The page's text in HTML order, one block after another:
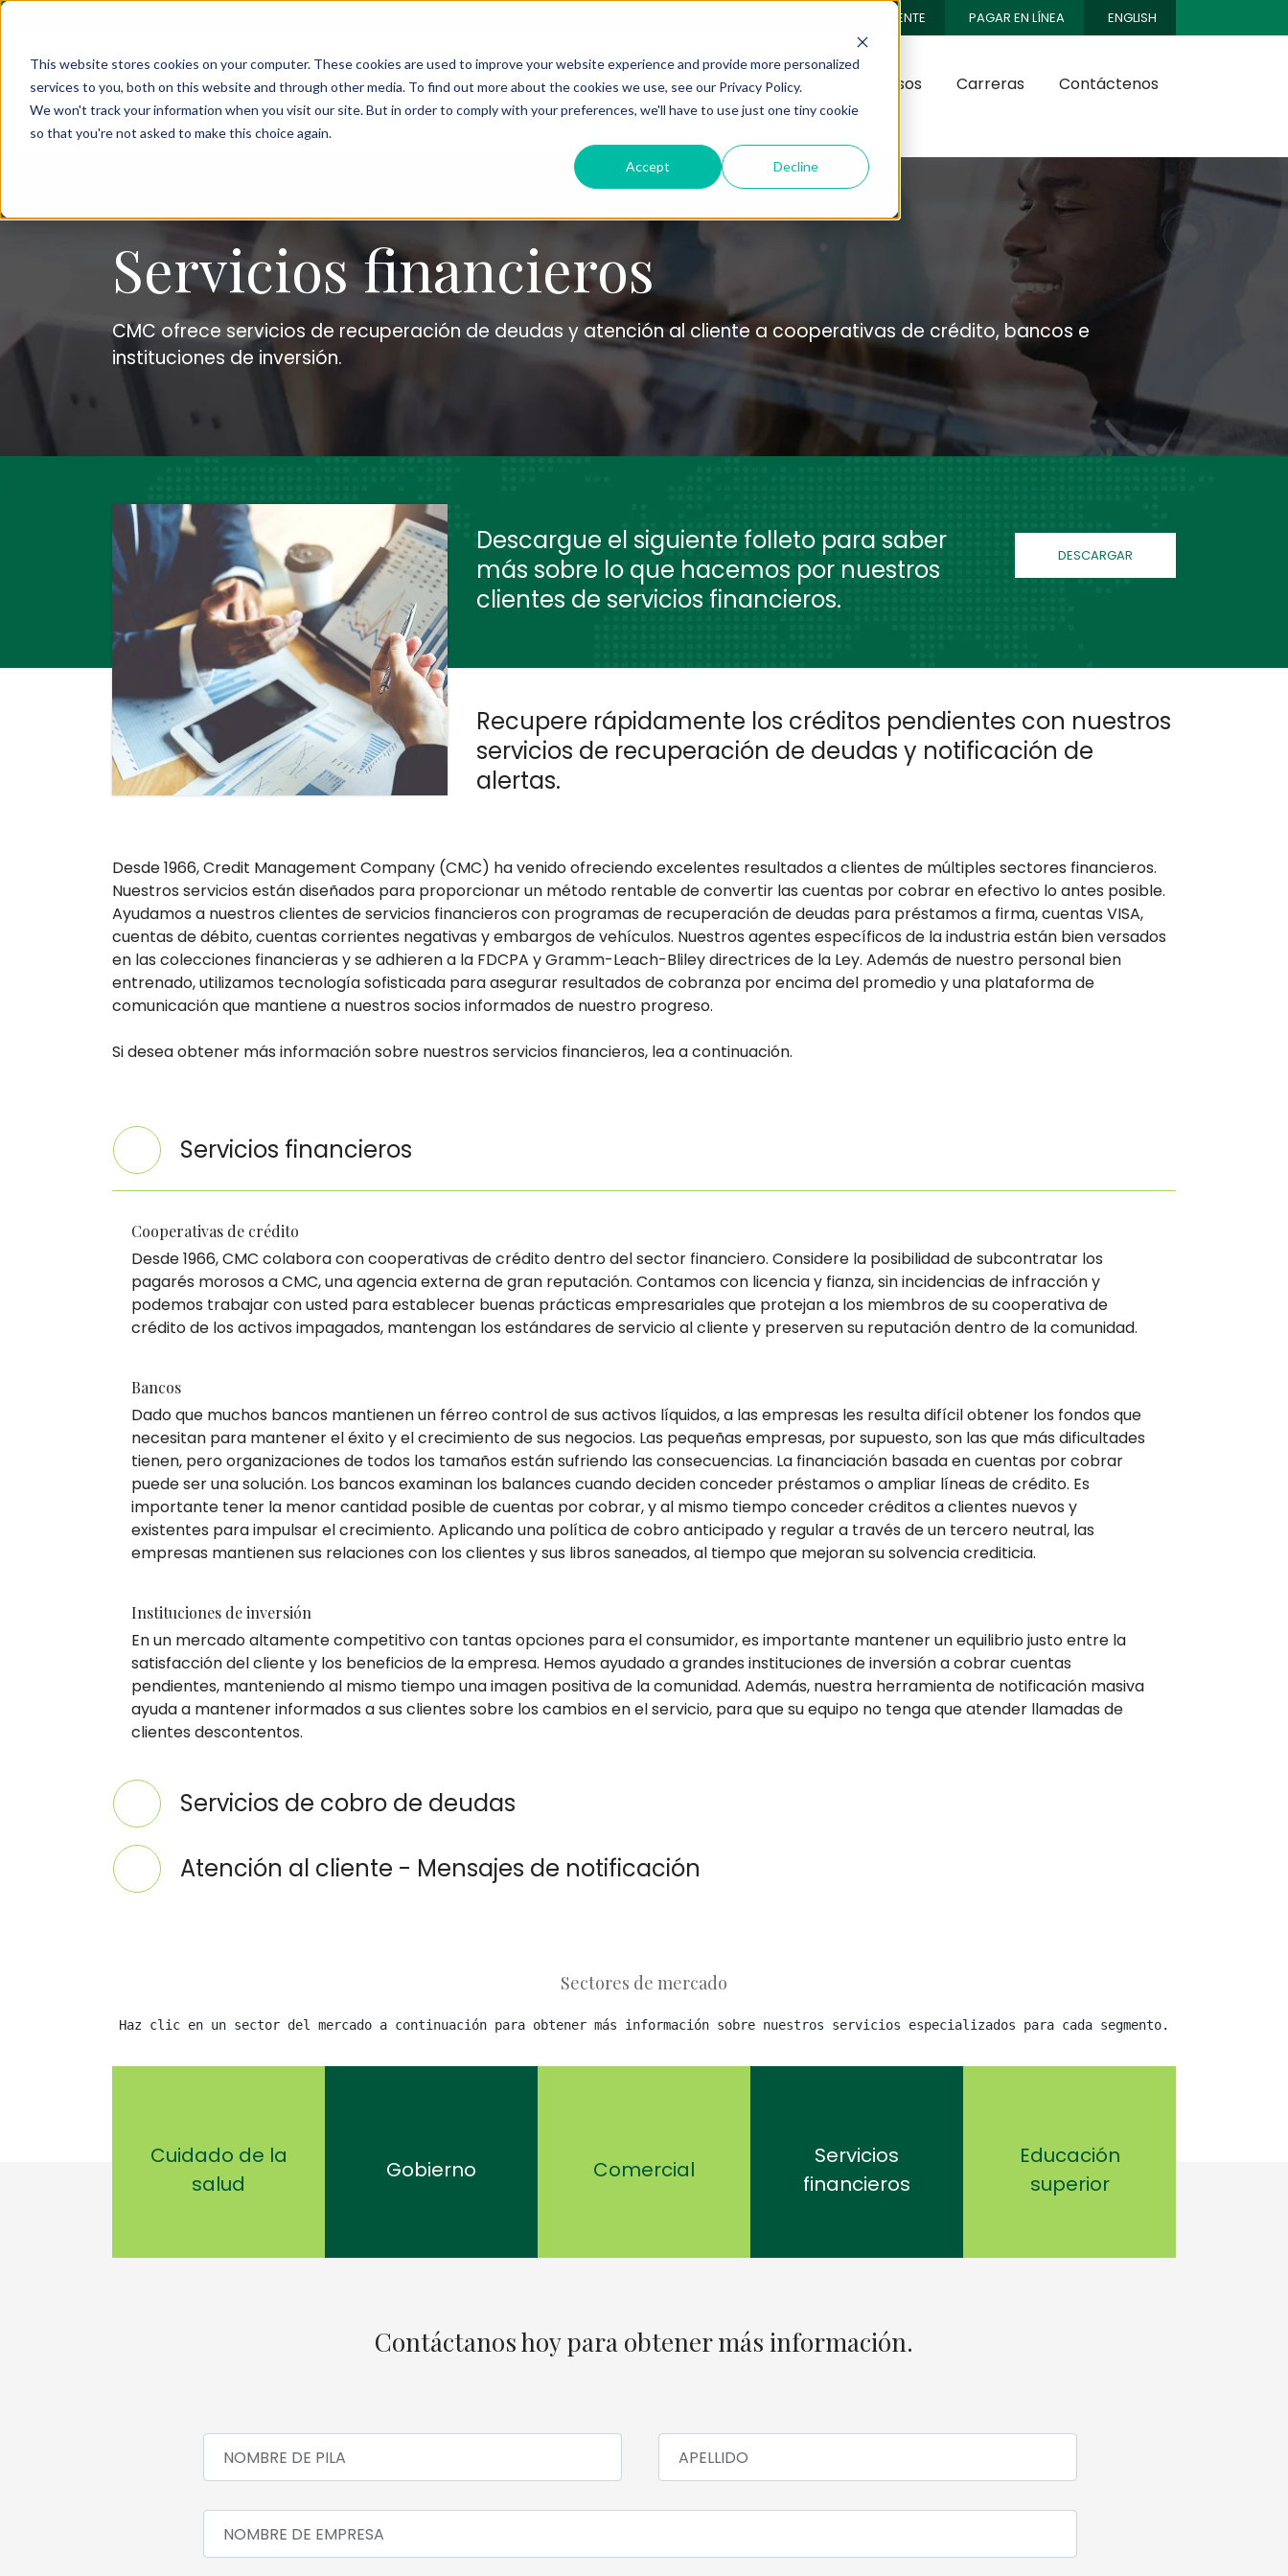
This website stores cookies on your computer. These cookies are used to improve your website experience and provide more personalized
services to you, both on this website and through other media. To find out more about the cookies we use, see our Privacy Policy.
We won't track your information when you visit our site. But in order to comply with your preferences, we'll have to use just one tiny cookie
so that you're not asked to make this choice again.
Accept Decline
PORTAL DEL CLIENTE PAGAR EN LÍNEA ENGLISH
La empresa Servicios Mercados Recursos Carreras Contáctenos
Servicios financieros
CMC ofrece servicios de recuperación de deudas y atención al cliente a cooperativas de crédito, bancos e
instituciones de inversión.
Descargue el siguiente folleto para saber
más sobre lo que hacemos por nuestros
clientes de servicios financieros.
DESCARGAR
Recupere rápidamente los créditos pendientes con nuestros
servicios de recuperación de deudas y notificación de
alertas.
Desde 1966, Credit Management Company (CMC) ha venido ofreciendo excelentes resultados a clientes de múltiples sectores financieros.
Nuestros servicios están diseñados para proporcionar un método rentable de convertir las cuentas por cobrar en efectivo lo antes posible.
Ayudamos a nuestros clientes de servicios financieros con programas de recuperación de deudas para préstamos a firma, cuentas VISA,
cuentas de débito, cuentas corrientes negativas y embargos de vehículos. Nuestros agentes específicos de la industria están bien versados
en las colecciones financieras y se adhieren a la FDCPA y Gramm-Leach-Bliley directrices de la Ley. Además de nuestro personal bien
entrenado, utilizamos tecnología sofisticada para asegurar resultados de cobranza por encima del promedio y una plataforma de
comunicación que mantiene a nuestros socios informados de nuestro progreso.
Si desea obtener más información sobre nuestros servicios financieros, lea a continuación.
Servicios financieros
Cooperativas de crédito
Desde 1966, CMC colabora con cooperativas de crédito dentro del sector financiero. Considere la posibilidad de subcontratar los
pagarés morosos a CMC, una agencia externa de gran reputación. Contamos con licencia y fianza, sin incidencias de infracción y
podemos trabajar con usted para establecer buenas prácticas empresariales que protejan a los miembros de su cooperativa de
crédito de los activos impagados, mantengan los estándares de servicio al cliente y preserven su reputación dentro de la comunidad.
Bancos
Dado que muchos bancos mantienen un férreo control de sus activos líquidos, a las empresas les resulta difícil obtener los fondos que
necesitan para mantener el éxito y el crecimiento de sus negocios. Las pequeñas empresas, por supuesto, son las que más dificultades
tienen, pero organizaciones de todos los tamaños están sufriendo las consecuencias. La financiación basada en cuentas por cobrar
puede ser una solución. Los bancos examinan los balances cuando deciden conceder préstamos o ampliar líneas de crédito. Es
importante tener la menor cantidad posible de cuentas por cobrar, y al mismo tiempo conceder créditos a clientes nuevos y
existentes para impulsar el crecimiento. Aplicando una política de cobro anticipado y regular a través de un tercero neutral, las
empresas mantienen sus relaciones con los clientes y sus libros saneados, al tiempo que mejoran su solvencia crediticia.
Instituciones de inversión
En un mercado altamente competitivo con tantas opciones para el consumidor, es importante mantener un equilibrio justo entre la
satisfacción del cliente y los beneficios de la empresa. Hemos ayudado a grandes instituciones de inversión a cobrar cuentas
pendientes, manteniendo al mismo tiempo una imagen positiva de la comunidad. Además, nuestra herramienta de notificación masiva
ayuda a mantener informados a sus clientes sobre los cambios en el servicio, para que su equipo no tenga que atender llamadas de
clientes descontentos.
Servicios de cobro de deudas
Atención al cliente - Mensajes de notificación
Sectores de mercado
Haz clic en un sector del mercado a continuación para obtener más información sobre nuestros servicios especializados para cada segmento.
Cuidado de la
salud
Gobierno Comercial
Servicios
financieros
Educación
superior
Contáctanos hoy para obtener más información.